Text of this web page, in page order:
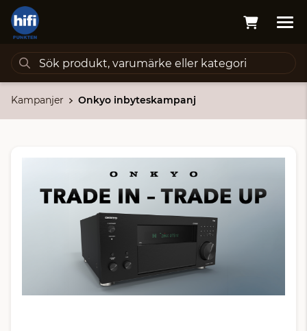
Kampanjer Onkyo inbyteskampanj